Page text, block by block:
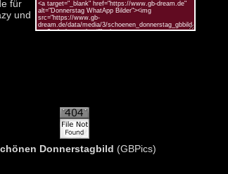
für
und
Donnerstagbild (GBPics)